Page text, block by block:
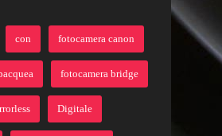
con fotocamera canon
fotocamera bridge
Digitale